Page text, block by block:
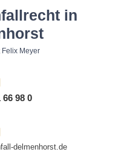
in
Felix Meyer
66 98 0
delmenhorst.de